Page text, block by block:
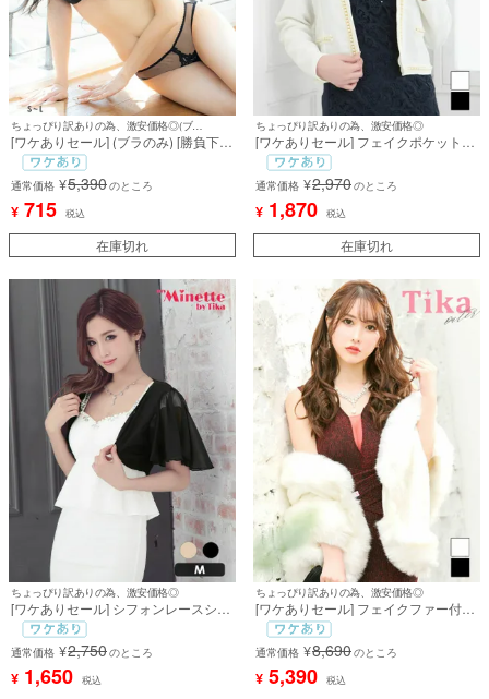
ちょっぴり訳ありの為、激安価格◎(ブラのみ)
[ワケありセール] (ブラのみ) [勝負下
着] シアー刺繍レースブラジャー
SEXYランジェリー
通常価格 ¥5,390のところ
¥ 715 税込
在庫切れ
ちょっぴり訳ありの為、激安価格◎
[ワケありセール] フェイクポケット付
きパール縁取りノーカラー長袖 袖あ
りボレロジャケット (益田杏奈/羽織り
着用)
通常価格 ¥2,970のところ
¥ 1,870 税込
在庫切れ
ちょっぴり訳ありの為、激安価格◎
[ワケありセール] シフォンレースショ
ートスリーブボレロ (Mサイズ) (益田
杏奈/羽織り着用) [myMinette/マイミネ
ット]
通常価格 ¥2,750のところ
¥ 1,650 税込
ちょっぴり訳ありの為、激安価格◎
[ワケありセール] フェイクファー付き
大判ショール (ゆめ/羽織り着用)
通常価格 ¥8,690のところ
¥ 5,390 税込